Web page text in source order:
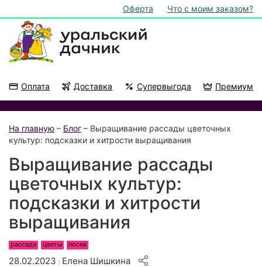
Оферта Что с моим заказом?
Оплата Доставка Супервыгода Премиум
На главную – Блог – Выращивание рассады цветочных
культур: подсказки и хитрости выращивания
Выращивание рассады
цветочных культур:
подсказки и хитрости
выращивания
рассада цветы посев
28.02.2023 Елена Шишкина